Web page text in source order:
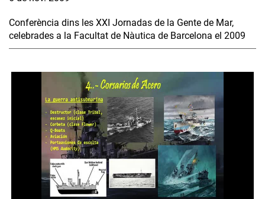
Conferència dins les XXI Jornadas de la Gente de Mar,
celebrades a la Facultat de Nàutica de Barcelona el 2009